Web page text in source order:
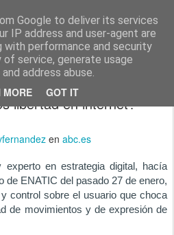
Google to deliver its services
IP address and user-agent are
with performance and security
service, generate usage
address abuse.
MORE GOT IT
pedagogía conceptos y reflexiones sobre la sociedad de la información
libertad en internet?
en abc.es
experto en estrategia digital, hacía
de ENATIC del pasado 27 de enero,
control sobre el usuario que choca
de movimientos y de expresión de